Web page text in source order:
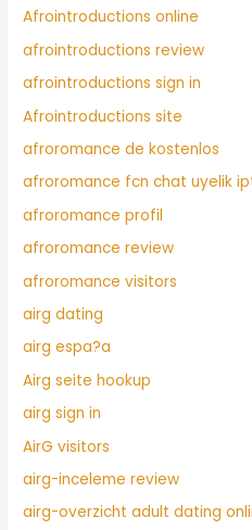
Afrointroductions online
afrointroductions review
afrointroductions sign in
Afrointroductions site
afroromance de kostenlos
afroromance fcn chat uyelik
afroromance profil
afroromance review
afroromance visitors
airg dating
airg espa?a
Airg seite hookup
airg sign in
AirG visitors
airg-inceleme review
airg-overzicht adult dating